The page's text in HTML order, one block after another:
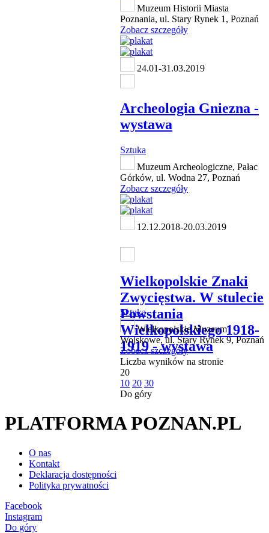
Muzeum Historii Miasta
Poznania, ul. Stary Rynek 1, Poznań
Zobacz szczegóły
24.01-31.03.2019
Archeologia Gniezna -
wystawa
Sztuka
Muzeum Archeologiczne, Pałac
Górków, ul. Wodna 27, Poznań
Zobacz szczegóły
12.12.2018-20.03.2019
Wielkopolskie Znaki
Zwycięstwa. W stulecie
Powstania
Wielkopolskiego 1918-
1919 - wystawa
Sztuka
Wielkopolskie Muzeum
Wojskowe, ul. Stary Rynek 9, Poznań
Zobacz szczegóły
Liczba wyników na stronie
20
10 20 30
Do góry
PLATFORMA POZNAN.PL
O nas
Kontakt
Deklaracja dostępności
Polityka prywatności
Facebook
Instagram
Do góry